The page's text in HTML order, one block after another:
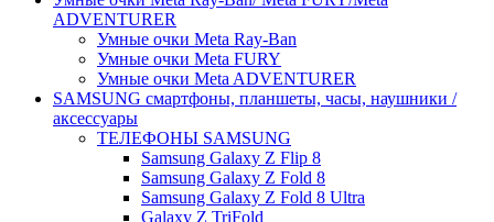
ADVENTURER
Умные очки Meta Ray-Ban
Умные очки Meta FURY
Умные очки Meta ADVENTURER
SAMSUNG cмартфоны, планшеты, часы, наушники /
аксессуары
ТЕЛЕФОНЫ SAMSUNG
Samsung Galaxy Z Flip 8
Samsung Galaxy Z Fold 8
Samsung Galaxy Z Fold 8 Ultra
Galaxy Z TriFold